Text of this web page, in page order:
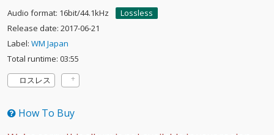
Audio format: 16bit/44.1kHz
Lossless
Release date: 2017-06-21
Label: WM Japan
Total runtime: 03:55
ロスレス
How To Buy